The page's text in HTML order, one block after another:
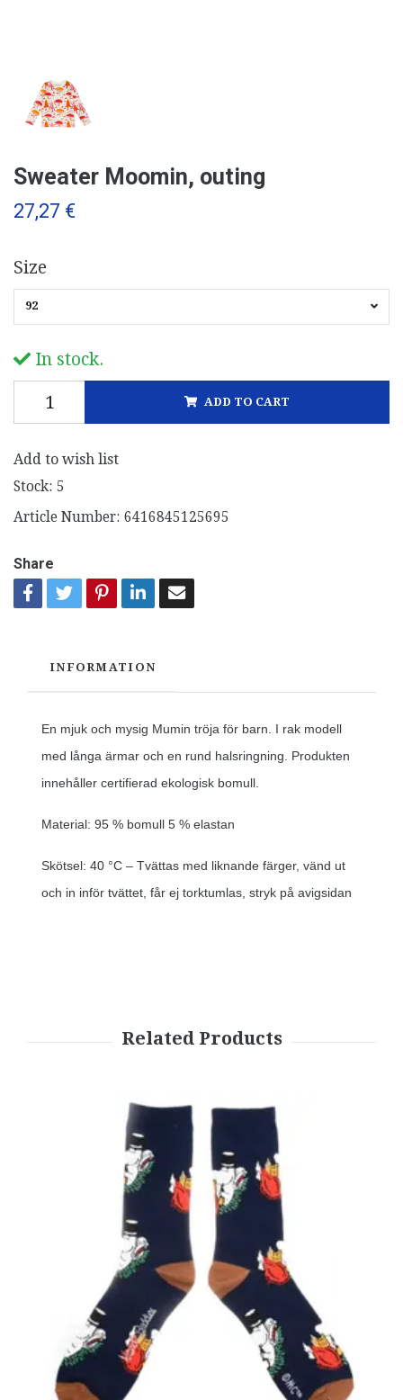
Sweater Moomin, outing
27,27 €
Size
92
In stock.
ADD TO CART
Add to wish list
Stock: 5
Article Number: 6416845125695
Share
INFORMATION
En mjuk och mysig Mumin tröja för barn. I rak modell
med långa ärmar och en rund halsringning. Produkten
innehåller certifierad ekologisk bomull.
Material: 95 % bomull 5 % elastan
Skötsel: 40 °C – Tvättas med liknande färger, vänd ut
och in inför tvättet, får ej torktumlas, stryk på avigsidan